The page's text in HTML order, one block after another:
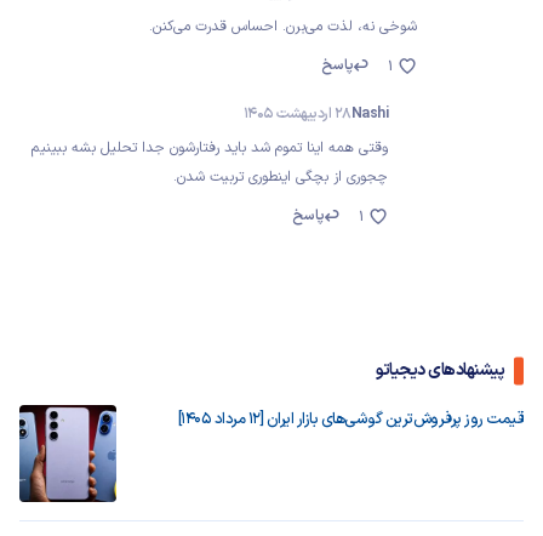
شوخی نه، لذت می‌برن. احساس قدرت می‌کنن.
پاسخ
1
Nashi28 اردیبهشت 1405
وقتی همه اینا تموم شد باید رفتارشون جدا تحلیل بشه ببینیم
چجوری از بچگی اینطوری تربیت شدن.
پاسخ
1
پیشنهادهای دیجیاتو
قیمت روز پرفروش‌ترین گوشی‌های بازار ایران [12 مرداد 1405]